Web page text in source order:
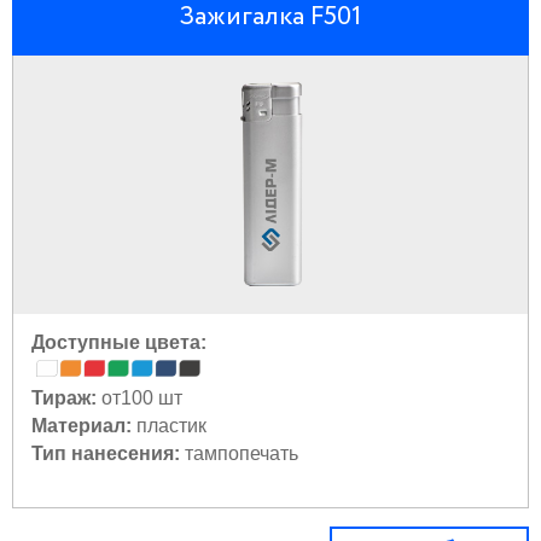
Зажигалка F501
Доступные цвета:
Тираж: от100 шт
Материал: пластик
Тип нанесения: тампопечать